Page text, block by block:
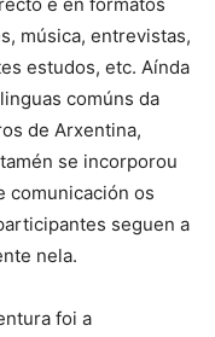
música, entrevistas,
estudos, etc. Aínda
comúns da
de Arxentina,
se incorporou
comunicación os
seguen a
nela.
foi a